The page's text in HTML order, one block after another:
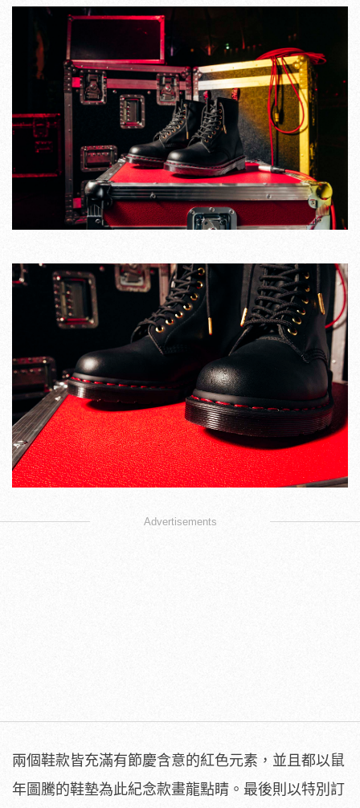
Advertisements
兩個鞋款皆充滿有節慶含意的紅色元素，並且都以鼠
年圖騰的鞋墊為此紀念款畫龍點睛。最後則以特別訂